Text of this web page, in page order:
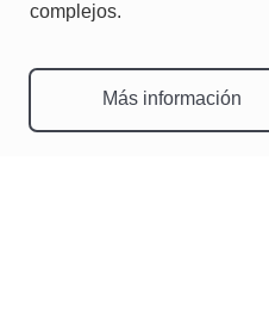
complejos.
Más información